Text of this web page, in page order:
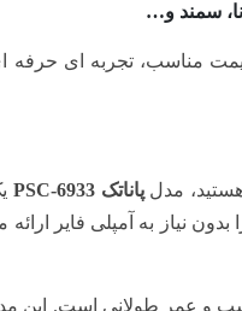
سمند و…
مناسب، تجربه‌ ای حرفه‌
مدلپاناتک PSC-6933
و بیس قوی را بدون نیاز به آمپلی‌
و عمر طولانی است. این